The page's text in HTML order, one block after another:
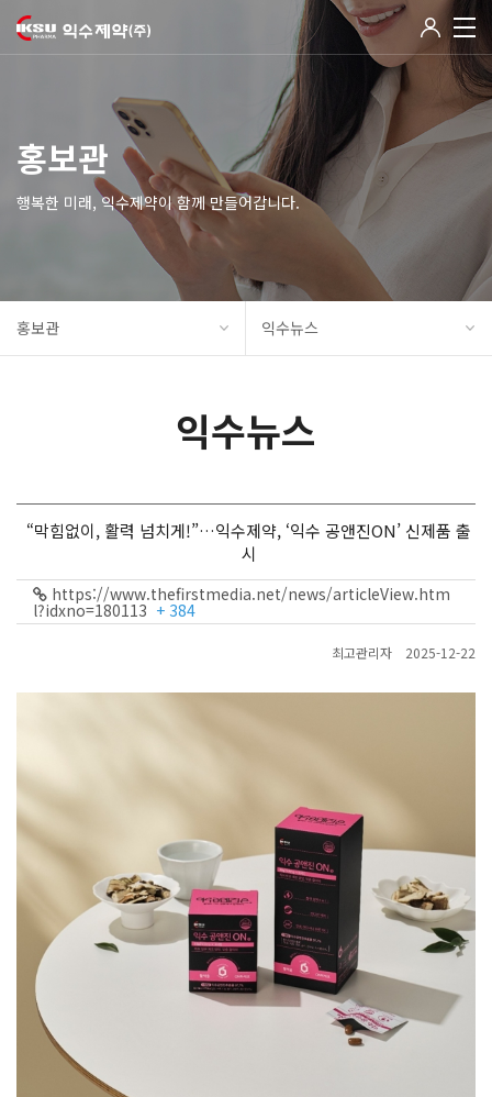
홍보관
행복한 미래, 익수제약이 함께 만들어갑니다.
홍보관 익수뉴스
익수뉴스
“막힘없이, 활력 넘치게!”…익수제약, ‘익수 공앤진ON’ 신제품 출
시
https://www.thefirstmedia.net/news/articleView.htm
l?idxno=180113 + 384
최고관리자 2025-12-22